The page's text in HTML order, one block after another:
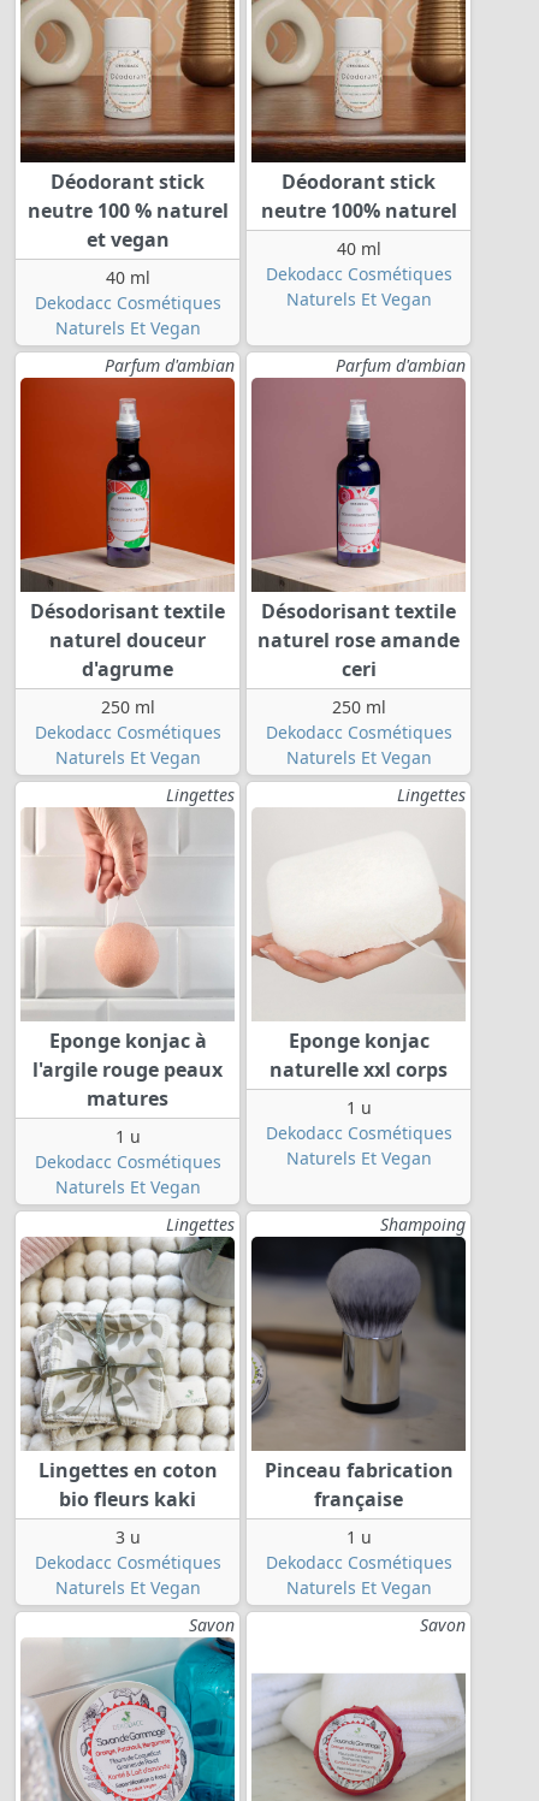
Déodorant stick
neutre 100 % naturel
et vegan
40 ml
Dekodacc Cosmétiques
Naturels Et Vegan
Déodorant stick
neutre 100% naturel
40 ml
Dekodacc Cosmétiques
Naturels Et Vegan
Parfum d'ambian
Désodorisant textile
naturel douceur
d'agrume
250 ml
Dekodacc Cosmétiques
Naturels Et Vegan
Parfum d'ambian
Désodorisant textile
naturel rose amande
ceri
250 ml
Dekodacc Cosmétiques
Naturels Et Vegan
Lingettes
Eponge konjac à
l'argile rouge peaux
matures
1 u
Dekodacc Cosmétiques
Naturels Et Vegan
Lingettes
Eponge konjac
naturelle xxl corps
1 u
Dekodacc Cosmétiques
Naturels Et Vegan
Lingettes
Lingettes en coton
bio fleurs kaki
3 u
Dekodacc Cosmétiques
Naturels Et Vegan
Shampoing
Pinceau fabrication
française
1 u
Dekodacc Cosmétiques
Naturels Et Vegan
Savon
Savon